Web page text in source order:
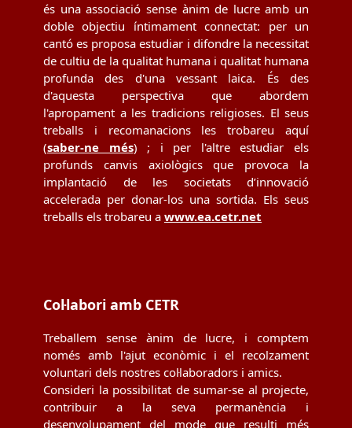
és una associació sense ànim de lucre amb un
doble objectiu íntimament connectat: per un
cantó es proposa estudiar i difondre la necessitat
de cultiu de la qualitat humana i qualitat humana
profunda des d'una vessant laica. És des
d'aquesta perspectiva que abordem
l'apropament a les tradicions religioses. El seus
treballs i recomanacions les trobareu aquí
(saber-ne més) ; i per l'altre estudiar els
profunds canvis axiològics que provoca la
implantació de les societats d’innovació
accelerada per donar-los una sortida. Els seus
treballs els trobareu a www.ea.cetr.net
Col·labori amb CETR
Treballem sense ànim de lucre, i comptem
només amb l'ajut econòmic i el recolzament
voluntari dels nostres col·laboradors i amics.
Consideri la possibilitat de sumar-se al projecte,
contribuir a la seva permanència i
desenvolupament del mode que resulti més